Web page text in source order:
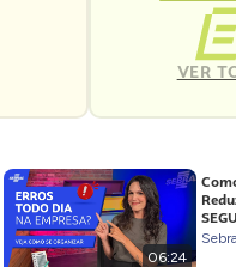
VER
06:24